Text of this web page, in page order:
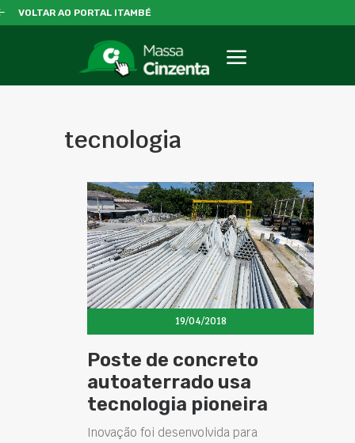
VOLTAR AO PORTAL ITAMBÉ
tecnologia
19/04/2018
Poste de concreto
autoaterrado usa
tecnologia pioneira
Inovação foi desenvolvida para